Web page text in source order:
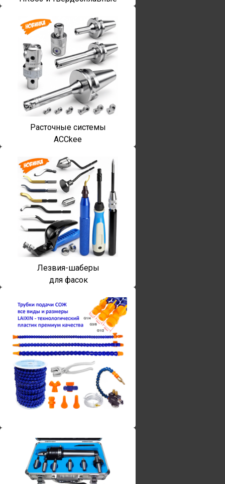
Расточные системы
ACCkee
Лезвия-шаберы
для фасок
Винты torx